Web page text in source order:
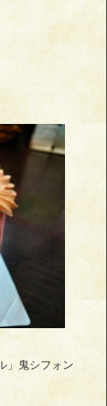
」鬼シフォン